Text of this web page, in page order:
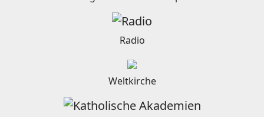
Radio
Weltkirche